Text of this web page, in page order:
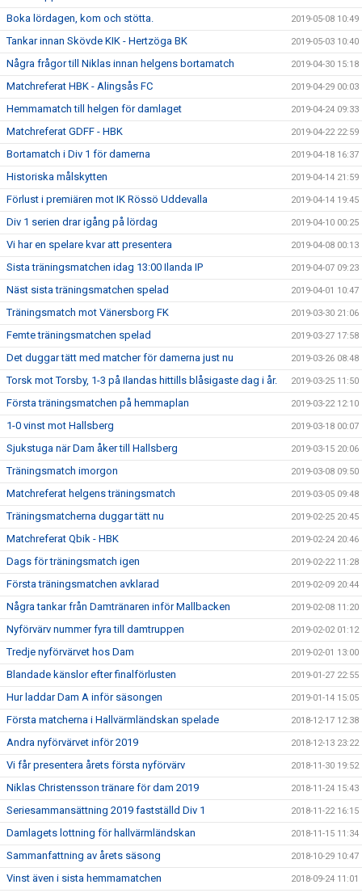
Boka lördagen, kom och stötta. 2019-05-08 10:49
Tankar innan Skövde KIK - Hertzöga BK 2019-05-03 10:40
Några frågor till Niklas innan helgens bortamatch 2019-04-30 15:18
Matchreferat HBK - Alingsås FC 2019-04-29 00:03
Hemmamatch till helgen för damlaget 2019-04-24 09:33
Matchreferat GDFF - HBK 2019-04-22 22:59
Bortamatch i Div 1 för damerna 2019-04-18 16:37
Historiska målskytten 2019-04-14 21:59
Förlust i premiären mot IK Rössö Uddevalla 2019-04-14 19:45
Div 1 serien drar igång på lördag 2019-04-10 00:25
Vi har en spelare kvar att presentera 2019-04-08 00:13
Sista träningsmatchen idag 13:00 Ilanda IP 2019-04-07 09:23
Näst sista träningsmatchen spelad 2019-04-01 10:47
Träningsmatch mot Vänersborg FK 2019-03-30 21:06
Femte träningsmatchen spelad 2019-03-27 17:58
Det duggar tätt med matcher för damerna just nu 2019-03-26 08:48
Torsk mot Torsby, 1-3 på Ilandas hittills blåsigaste dag i år. 2019-03-25 11:50
Första träningsmatchen på hemmaplan 2019-03-22 12:10
1-0 vinst mot Hallsberg 2019-03-18 00:07
Sjukstuga när Dam åker till Hallsberg 2019-03-15 20:06
Träningsmatch imorgon 2019-03-08 09:50
Matchreferat helgens träningsmatch 2019-03-05 09:48
Träningsmatcherna duggar tätt nu 2019-02-25 20:45
Matchreferat Qbik - HBK 2019-02-24 20:46
Dags för träningsmatch igen 2019-02-22 11:28
Första träningsmatchen avklarad 2019-02-09 20:44
Några tankar från Damtränaren inför Mallbacken 2019-02-08 11:20
Nyförvärv nummer fyra till damtruppen 2019-02-02 01:12
Tredje nyförvärvet hos Dam 2019-02-01 13:00
Blandade känslor efter finalförlusten 2019-01-27 22:55
Hur laddar Dam A inför säsongen 2019-01-14 15:05
Första matcherna i Hallvärmländskan spelade 2018-12-17 12:38
Andra nyförvärvet inför 2019 2018-12-13 23:22
Vi får presentera årets första nyförvärv 2018-11-30 19:52
Niklas Christensson tränare för dam 2019 2018-11-24 15:43
Seriesammansättning 2019 fastställd Div 1 2018-11-22 16:15
Damlagets lottning för hallvärmländskan 2018-11-15 11:34
Sammanfattning av årets säsong 2018-10-29 10:47
Vinst även i sista hemmamatchen 2018-09-24 11:01